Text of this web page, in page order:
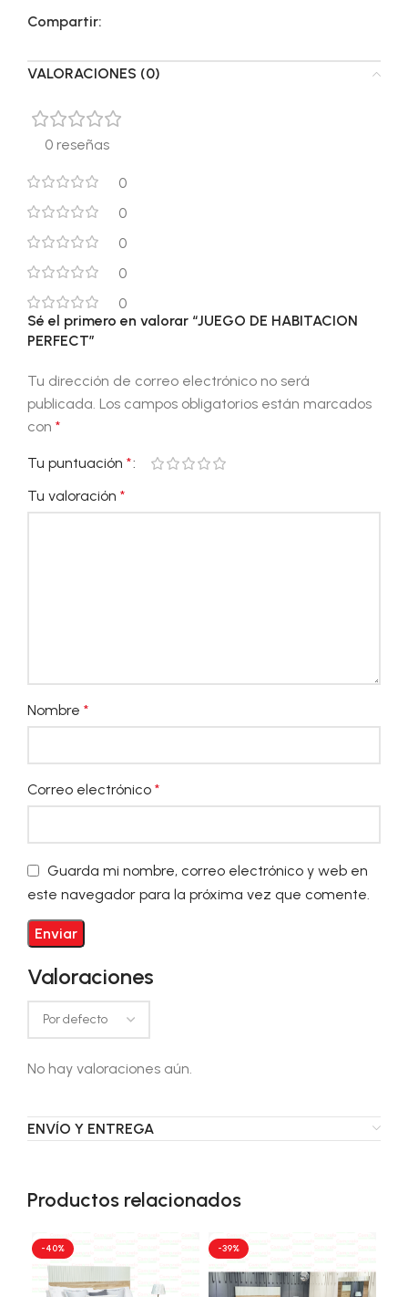
Compartir:
VALORACIONES (0)
0 reseñas
0
0
0
0
0
Valoraciones
No hay valoraciones aún.
Sé el primero en valorar “JUEGO DE HABITACION
PERFECT”
Tu dirección de correo electrónico no será
publicada. Los campos obligatorios están marcados
con *
Tu puntuación *
Tu valoración *
Nombre *
Correo electrónico *
Guarda mi nombre, correo electrónico y web en
este navegador para la próxima vez que comente.
ENVÍO Y ENTREGA
Productos relacionados
-40% -39%